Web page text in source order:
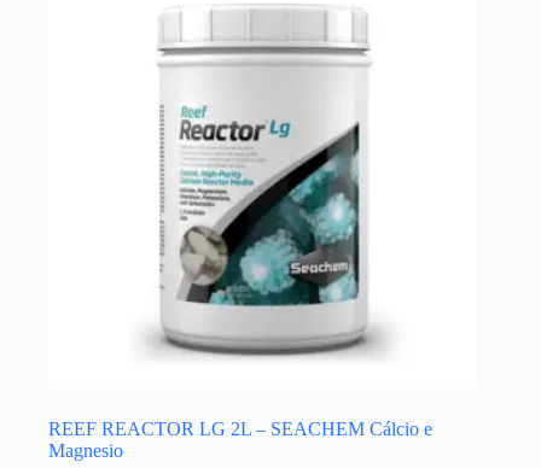
REEF REACTOR LG 2L – SEACHEM Cálcio e
Magnesio